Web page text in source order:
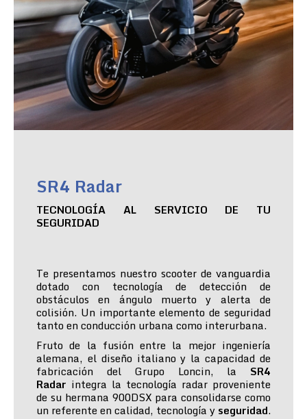
SR4 Radar
TECNOLOGÍA AL SERVICIO DE TU
SEGURIDAD
Te presentamos nuestro scooter de vanguardia
dotado con tecnología de detección de
obstáculos en ángulo muerto y alerta de
colisión. Un importante elemento de seguridad
tanto en conducción urbana como interurbana.
Fruto de la fusión entre la mejor ingeniería
alemana, el diseño italiano y la capacidad de
fabricación del Grupo Loncin, la SR4
Radar integra la tecnología radar proveniente
de su hermana 900DSX para consolidarse como
un referente en calidad, tecnología y seguridad.